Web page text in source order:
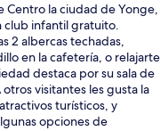
Centro la ciudad de Yonge,
club infantil gratuito.
2 albercas techadas,
en la cafetería, o relajarte
destaca por su sala de
visitantes les gusta la
turísticos, y
opciones de